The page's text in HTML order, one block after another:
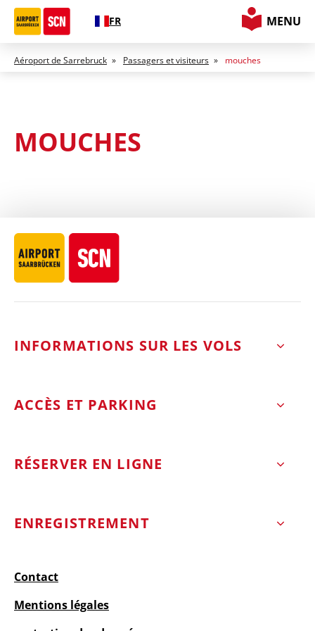
FR MENU
Aéroport de Sarrebruck » Passagers et visiteurs » mouches
MOUCHES
INFORMATIONS SUR LES VOLS
ACCÈS ET PARKING
RÉSERVER EN LIGNE
ENREGISTREMENT
Contact
Mentions légales